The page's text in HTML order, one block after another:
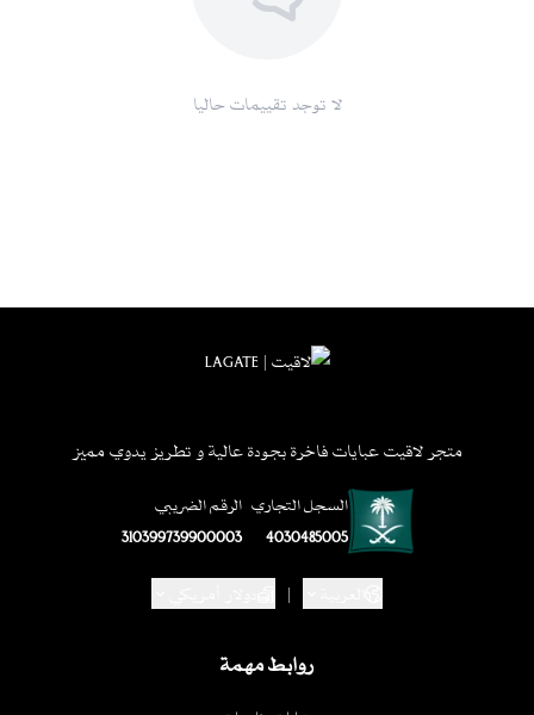
لا توجد تقييمات حاليا
روابط مهمة
متجر لاقيت عبايات فاخرة بجودة عالية و تطريز يدوي مميز
السجل التجاري
4030485005
الرقم الضريبي
310399739900003
|